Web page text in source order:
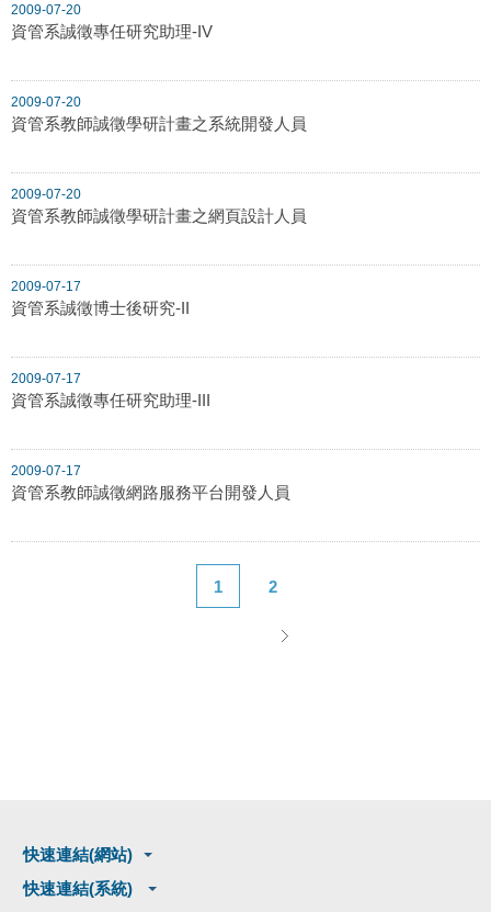
2009-07-20
資管系誠徵專任研究助理-IV
2009-07-20
資管系教師誠徵學研計畫之系統開發人員
2009-07-20
資管系教師誠徵學研計畫之網頁設計人員
2009-07-17
資管系誠徵博士後研究-II
2009-07-17
資管系誠徵專任研究助理-III
2009-07-17
資管系教師誠徵網路服務平台開發人員
1 2
快速連結(網站)
快速連結(系統)